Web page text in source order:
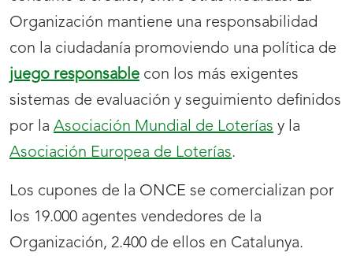
Organización mantiene una responsabilidad
con la ciudadanía promoviendo una política de
juego responsable con los más exigentes
sistemas de evaluación y seguimiento definidos
por la Asociación Mundial de Loterías y la
Asociación Europea de Loterías.
Los cupones de la ONCE se comercializan por
los 19.000 agentes vendedores de la
Organización, 2.400 de ellos en Catalunya.